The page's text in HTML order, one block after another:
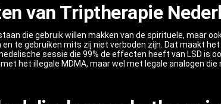
van Triptherapie
die gebruik willen makken van de spirituele, maar
te gebruiken mits zij niet verboden zijn. Dat maakt
sessie die 99% de effecten heeft van LSD is
het illegale MDMA, maar wel met legale analogen